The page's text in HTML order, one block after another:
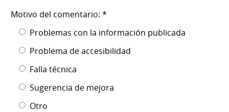
Motivo del comentario: *
Problemas con la información publicada
Problema de accesibilidad
Falla técnica
Sugerencia de mejora
Otro